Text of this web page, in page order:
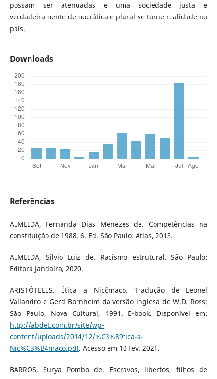
possam ser atenuadas e uma sociedade justa e
verdadeiramente democrática e plural se torne realidade no
país.
Downloads
Referências
ALMEIDA, Fernanda Dias Menezes de. Competências na
constituição de 1988. 6. Ed. São Paulo: Atlas, 2013.
ALMEIDA, Silvio Luiz de. Racismo estrutural. São Paulo:
Editora Jandaíra, 2020.
ARISTÓTELES. Ética a Nicômaco. Tradução de Leonel
Vallandro e Gerd Bornheim da versão inglesa de W.D. Ross;
São Paulo, Nova Cultural, 1991. E-book. Disponível em:
http://abdet.com.br/site/wp-
content/uploads/2014/12/%C3%89tica-a-
Nic%C3%B4maco.pdf. Acesso em 10 fev. 2021.
BARROS, Surya Pombo de. Escravos, libertos, filhos de